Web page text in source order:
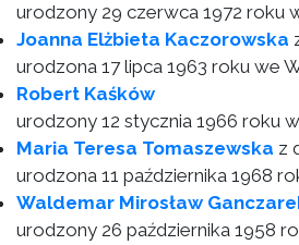
urodzony 29 czerwca 1972 roku
Joanna Elżbieta Kaczorowska
urodzona 17 lipca 1963 roku we
Robert Kaśków
urodzony 12 stycznia 1966 roku
Maria Teresa Tomaszewska z
urodzona 11 października 1968
Waldemar Mirosław
urodzony 26 października 1958